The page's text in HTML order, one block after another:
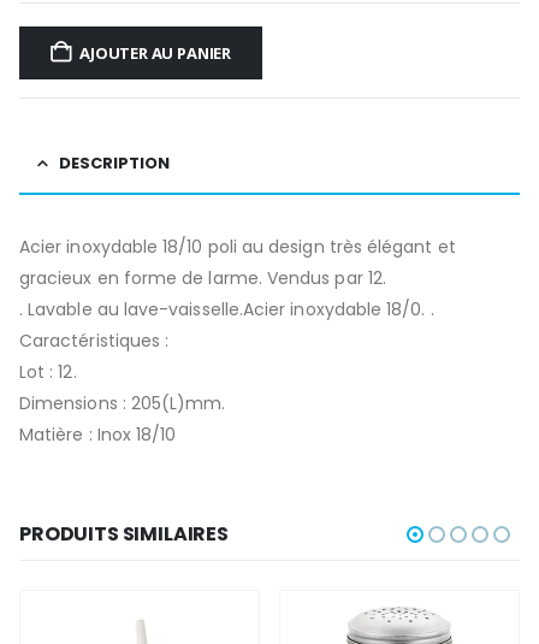
AJOUTER AU PANIER
DESCRIPTION
Acier inoxydable 18/10 poli au design très élégant et
gracieux en forme de larme. Vendus par 12.
. Lavable au lave-vaisselle.Acier inoxydable 18/0. .
Caractéristiques :
Lot : 12.
Dimensions : 205(L)mm.
Matière : Inox 18/10
PRODUITS SIMILAIRES